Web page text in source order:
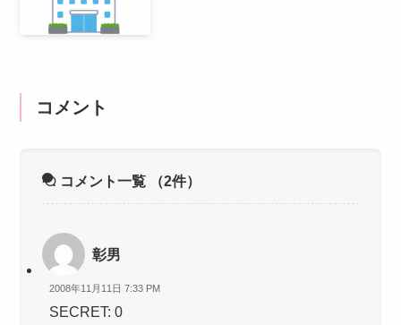
コメント
コメント一覧 （2件）
彰男
2008年11月11日 7:33 PM
SECRET: 0